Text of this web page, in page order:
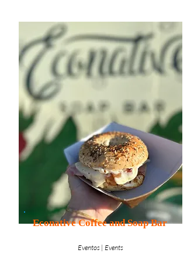
Econative Coffee and Soap Bar
Eventos | Events